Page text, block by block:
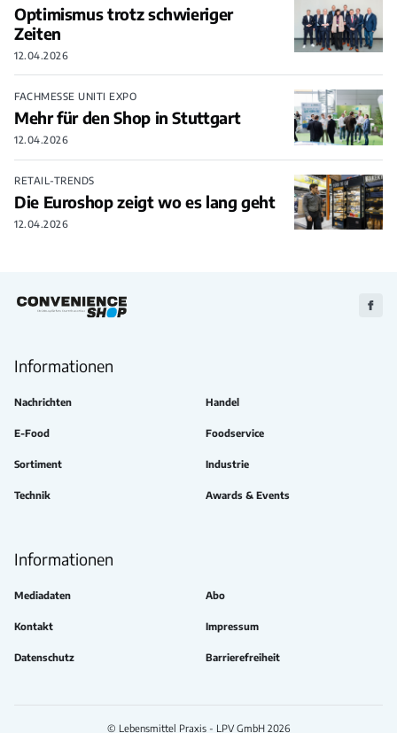
Optimismus trotz schwieriger
Zeiten
12.04.2026
FACHMESSE UNITI EXPO
Mehr für den Shop in Stuttgart
12.04.2026
RETAIL-TRENDS
Die Euroshop zeigt wo es lang geht
12.04.2026
Zu
Informationen
Nachrichten Handel
E-Food Foodservice
Sortiment Industrie
Technik Awards & Events
Informationen
Mediadaten Abo
Kontakt Impressum
Datenschutz Barrierefreiheit
© Lebensmittel Praxis - LPV GmbH 2026